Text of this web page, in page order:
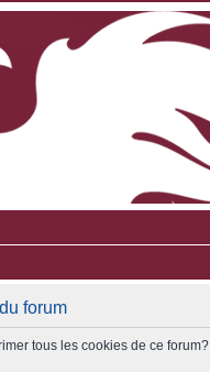
forum
tous les cookies de ce forum?